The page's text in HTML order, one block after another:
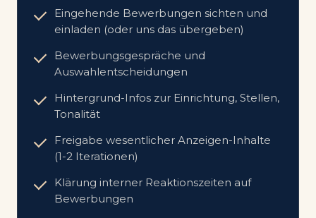
Eingehende Bewerbungen sichten und
einladen (oder uns das übergeben)
Bewerbungsgespräche und
Auswahlentscheidungen
Hintergrund-Infos zur Einrichtung, Stellen,
Tonalität
Freigabe wesentlicher Anzeigen-Inhalte
(1-2 Iterationen)
Klärung interner Reaktionszeiten auf
Bewerbungen